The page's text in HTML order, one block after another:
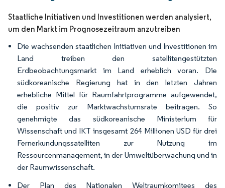
Staatliche Initiativen und Investitionen werden analysiert,
um den Markt im Prognosezeitraum anzutreiben
Die wachsenden staatlichen Initiativen und Investitionen im
Land treiben den satellitengestützten
Erdbeobachtungsmarkt im Land erheblich voran. Die
südkoreanische Regierung hat in den letzten Jahren
erhebliche Mittel für Raumfahrtprogramme aufgewendet,
die positiv zur Marktwachstumsrate beitragen. So
genehmigte das südkoreanische Ministerium für
Wissenschaft und IKT insgesamt 264 Millionen USD für drei
Fernerkundungssatelliten zur Nutzung im
Ressourcenmanagement, in der Umweltüberwachung und in
der Raumwissenschaft.
Der Plan des Nationalen Weltraumkomitees des